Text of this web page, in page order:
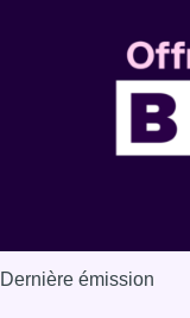
Dernière émission